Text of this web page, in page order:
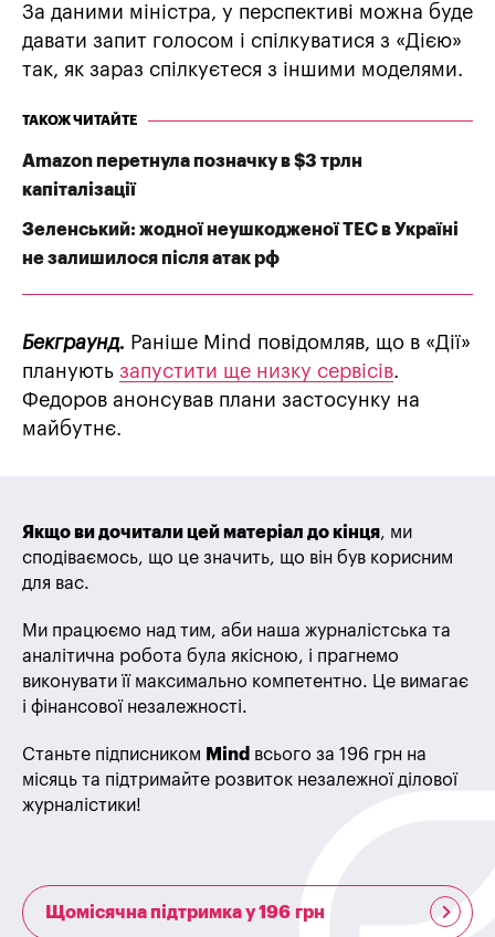
За даними міністра, у перспективі можна буде
давати запит голосом і спілкуватися з «Дією»
так, як зараз спілкуєтеся з іншими моделями.
ТАКОЖ ЧИТАЙТЕ
Amazon перетнула позначку в $3 трлн
капіталізації
Зеленський: жодної неушкодженої ТЕС в Україні
не залишилося після атак рф
Бекграунд. Раніше Mind повідомляв, що в «Дії»
планують запустити ще низку сервісів.
Федоров анонсував плани застосунку на
майбутнє.
Якщо ви дочитали цей матеріал до кінця, ми
сподіваємось, що це значить, що він був корисним
для вас.
Ми працюємо над тим, аби наша журналістська та
аналітична робота була якісною, і прагнемо
виконувати її максимально компетентно. Це вимагає
і фінансової незалежності.
Станьте підписником Mind всього за 196 грн на
місяць та підтримайте розвиток незалежної ділової
журналістики!
Щомісячна підтримка у 196 грн